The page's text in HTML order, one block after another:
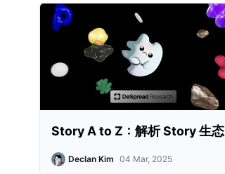
Story A to Z：解析 Story 生态
Declan Kim 04 Mar, 2025